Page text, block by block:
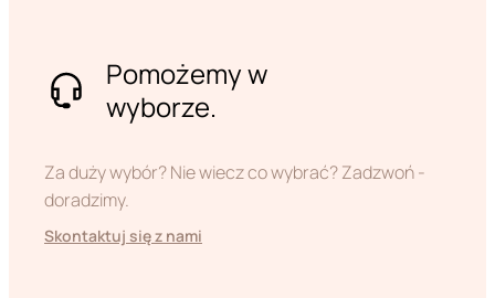
Pomożemy w
wyborze.
Za duży wybór? Nie wiecz co wybrać? Zadzwoń -
doradzimy.
Skontaktuj się z nami